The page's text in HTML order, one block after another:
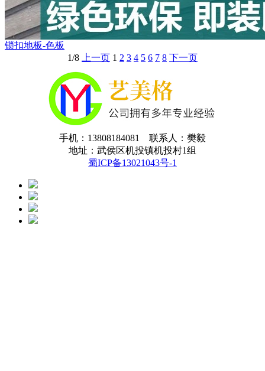
锁扣地板-色板
1/8
上一页 1 2 3 4 5 6 7 8 下一页
手机：13808184081 联系人：樊毅
地址：武侯区机投镇机投村1组
蜀ICP备13021043号-1